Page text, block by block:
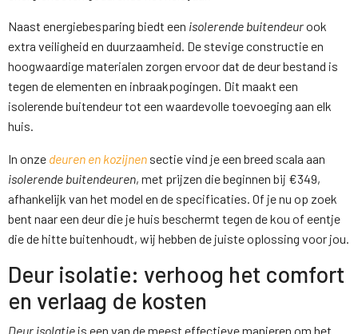
Naast energiebesparing biedt een isolerende buitendeurook
extra veiligheid en duurzaamheid. De stevige constructie en
hoogwaardige materialen zorgen ervoor dat de deur bestand is
tegen de elementen en inbraakpogingen. Dit maakt een
isolerende buitendeur tot een waardevolle toevoeging aan elk
huis.
In onze deuren en kozijnen sectie vind je een breed scala aan
isolerende buitendeuren, met prijzen die beginnen bij €349,
afhankelijk van het model en de specificaties. Of je nu op zoek
bent naar een deur die je huis beschermt tegen de kou of eentje
die de hitte buitenhoudt, wij hebben de juiste oplossing voor jou.
Deur isolatie: verhoog het comfort
en verlaag de kosten
Deur isolatie is een van de meest effectieve manieren om het